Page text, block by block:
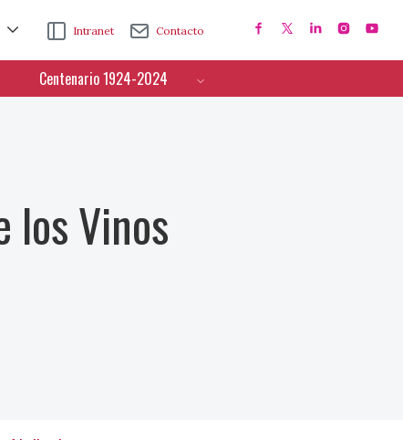
Intranet Contacto
Centenario 1924-2024
los Vinos